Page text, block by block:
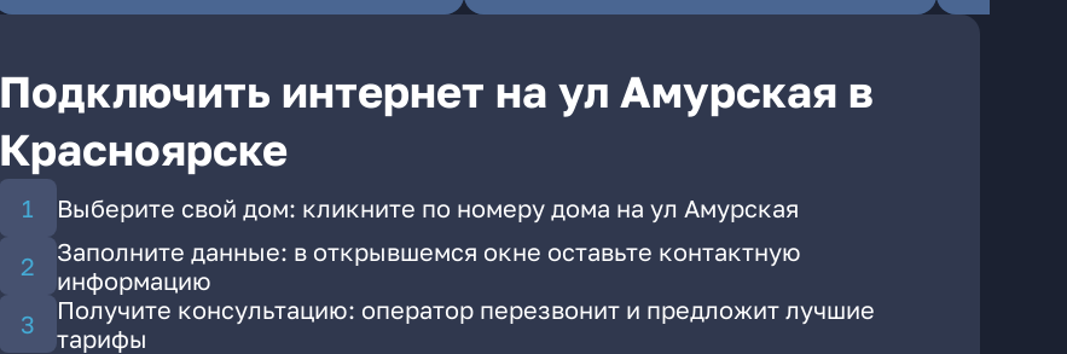
Подключить интернет на ул Амурская в
Красноярске
Выберите свой дом: кликните по номеру дома на ул Амурская
Заполните данные: в открывшемся окне оставьте контактную
информацию
Получите консультацию: оператор перезвонит и предложит лучшие
тарифы